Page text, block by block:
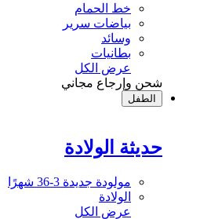
خط الحمام
بياضات سرير
وسائد
بطانيات
عرض الكل
شحن وإرجاع مجاني
الطفل
حديثة الولادة
مولودة جديدة 3-36 شهرًا
الولادة
عرض الكل